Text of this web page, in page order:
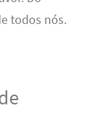
todos nós.